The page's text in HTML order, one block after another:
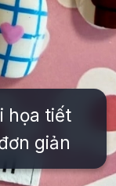
họa tiết
giản